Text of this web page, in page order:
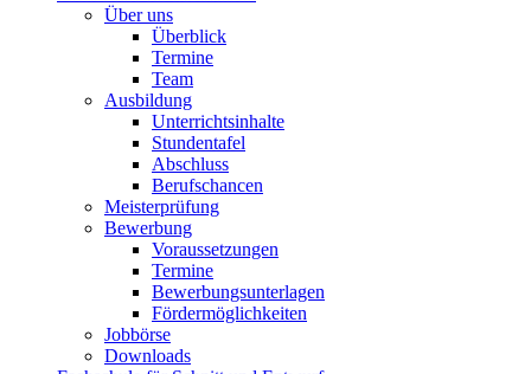
Über uns
Überblick
Termine
Team
Ausbildung
Unterrichtsinhalte
Stundentafel
Abschluss
Berufschancen
Meisterprüfung
Bewerbung
Voraussetzungen
Termine
Bewerbungsunterlagen
Fördermöglichkeiten
Jobbörse
Downloads